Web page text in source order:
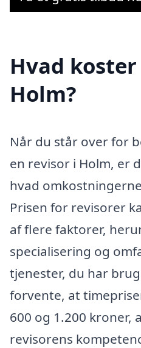
Hvad
Holm?
Når du står over for
en revisor i Holm, er
hvad
Prisen for revisorer
af flere faktorer,
specialisering og
tjenester, du har
forvente, at
600 og 1.200 kroner,
revisorens